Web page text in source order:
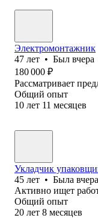
Электромонтажник
47 лет • Был вчера
180 000 ₽
Рассматривает
Общий опыт
10 лет 11 месяцев
Укладчик
45 лет • Была вчера
Активно ищет
Общий опыт
20 лет 8 месяцев